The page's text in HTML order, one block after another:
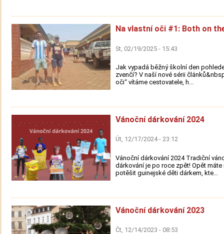
Na vlastní oči #1: Both on
St, 02/19/2025 - 15:43
Jak vypadá běžný školní den
zvenčí? V naší nové sérii
oči“ vítáme cestovatele, h...
Vánoční dárkování 2024
Út, 12/17/2024 - 23:12
Vánoční dárkování 2024 Tradiční
dárkování je po roce zpět! Opět
potěšit guinejské děti dárkem, kte...
Vánoční dárkování 2023
Čt, 12/14/2023 - 08:53